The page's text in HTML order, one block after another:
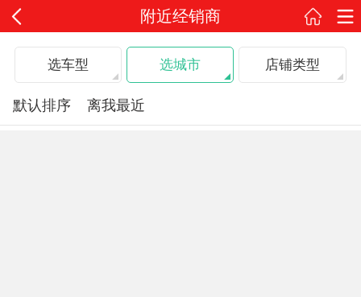
附近经销商
选车型 选城市 店铺类型
默认排序 离我最近